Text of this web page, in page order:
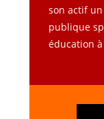
son actif
publique
éducation